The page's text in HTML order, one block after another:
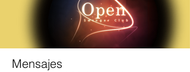
Mensajes